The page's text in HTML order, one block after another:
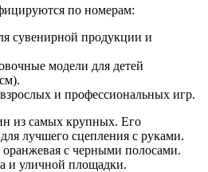
по номерам:
сувенирной продукции и
модели для детей
и профессиональных игр.
из самых крупных. Его
лучшего сцепления с руками.
с черными полосами.
и уличной площадки.